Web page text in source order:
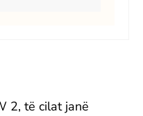
2, të cilat janë